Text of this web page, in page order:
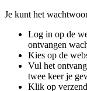
Je kunt het
Log in op de
ontvangen
Kies op de
Vul het
twee keer je
Klik op